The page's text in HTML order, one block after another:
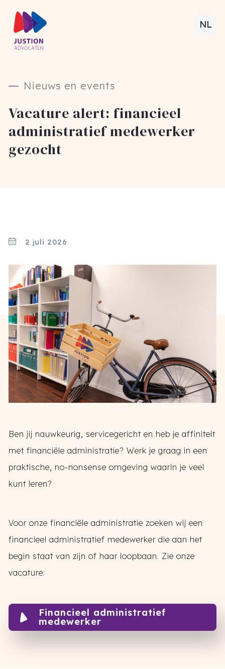
NL
Nieuws en events
Vacature alert: financieel
administratief medewerker
gezocht
2 juli 2026
Ben jij nauwkeurig, servicegericht en heb je affiniteit
met financiële administratie? Werk je graag in een
praktische, no-nonsense omgeving waarin je veel
kunt leren?
Voor onze financiële administratie zoeken wij een
financieel administratief medewerker die aan het
begin staat van zijn of haar loopbaan. Zie onze
vacature:
Financieel administratief
medewerker